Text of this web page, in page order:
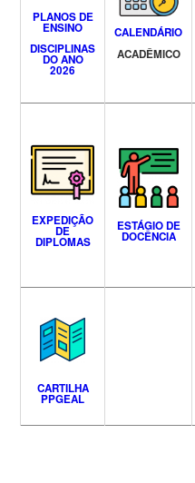
PLANOS DE
ENSINO
DISCIPLINAS
DO ANO
2026
CALENDÁRIO
ACADÊMICO
EXPEDIÇÃO
DE
DIPLOMAS
ESTÁGIO DE
DOCÊNCIA
CARTILHA
PPGEAL